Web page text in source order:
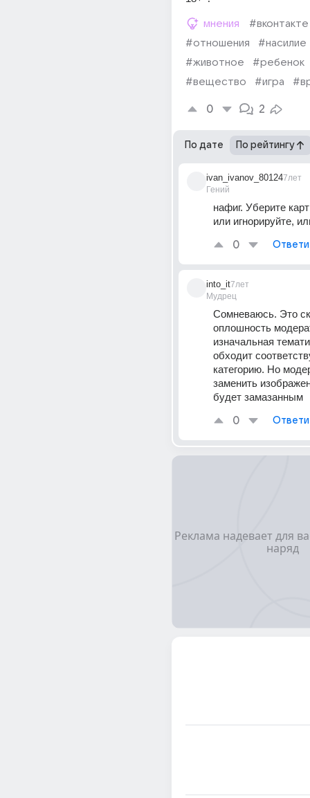
мнения
#вконтакте
#отношения
#насилие
#животное
#ребенок
#вещество
#игра
0 2
По дате По рейтингу
ivan_ivanov_80124
Гений
7лет
нафиг. Уберите
или игнорируйте,
0
into_it
Мудрец
7лет
Сомневаюсь. Это
оплошность
изначальная
обходит
категорию. Но
заменить
будет замазанным
0